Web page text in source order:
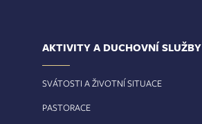
AKTIVITY A DUCHOVNÍ SLUŽBY
SVÁTOSTI A ŽIVOTNÍ SITUACE
PASTORACE